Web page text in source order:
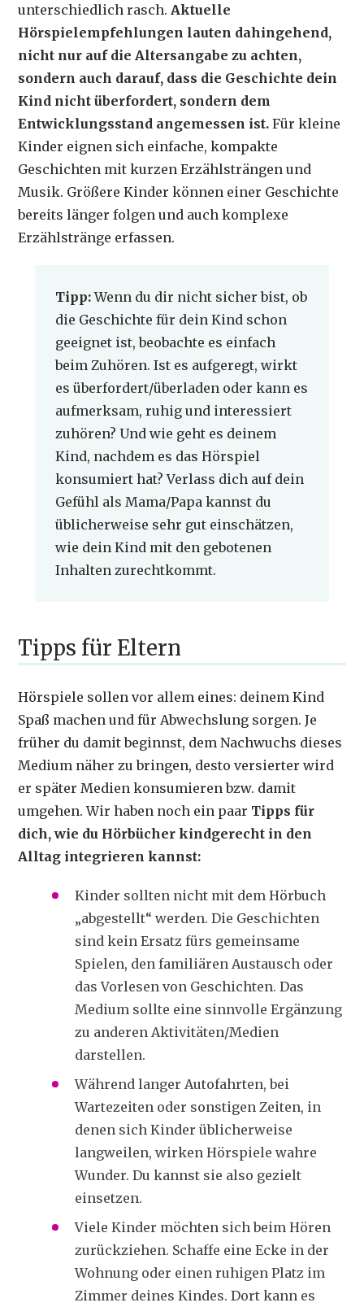
unterschiedlich rasch. Aktuelle
Hörspielempfehlungen lauten dahingehend,
nicht nur auf die Altersangabe zu achten,
sondern auch darauf, dass die Geschichte dein
Kind nicht überfordert, sondern dem
Entwicklungsstand angemessen ist. Für kleine
Kinder eignen sich einfache, kompakte
Geschichten mit kurzen Erzählsträngen und
Musik. Größere Kinder können einer Geschichte
bereits länger folgen und auch komplexe
Erzählstränge erfassen.
Tipp:Wenn du dir nicht sicher bist, ob
die Geschichte für dein Kind schon
geeignet ist, beobachte es einfach
beim Zuhören. Ist es aufgeregt, wirkt
es überfordert/überladen oder kann es
aufmerksam, ruhig und interessiert
zuhören? Und wie geht es deinem
Kind, nachdem es das Hörspiel
konsumiert hat? Verlass dich auf dein
Gefühl als Mama/Papa kannst du
üblicherweise sehr gut einschätzen,
wie dein Kind mit den gebotenen
Inhalten zurechtkommt.
Tipps für Eltern
Hörspiele sollen vor allem eines: deinem Kind
Spaß machen und für Abwechslung sorgen. Je
früher du damit beginnst, dem Nachwuchs dieses
Medium näher zu bringen, desto versierter wird
er später Medien konsumieren bzw. damit
umgehen. Wir haben noch ein paar Tipps für
dich, wie du Hörbücher kindgerecht in den
Alltag integrieren kannst:
Kinder sollten nicht mit dem Hörbuch
„abgestellt“ werden. Die Geschichten
sind kein Ersatz fürs gemeinsame
Spielen, den familiären Austausch oder
das Vorlesen von Geschichten. Das
Medium sollte eine sinnvolle Ergänzung
zu anderen Aktivitäten/Medien
darstellen.
Während langer Autofahrten, bei
Wartezeiten oder sonstigen Zeiten, in
denen sich Kinder üblicherweise
langweilen, wirken Hörspiele wahre
Wunder. Du kannst sie also gezielt
einsetzen.
Viele Kinder möchten sich beim Hören
zurückziehen. Schaffe eine Ecke in der
Wohnung oder einen ruhigen Platz im
Zimmer deines Kindes. Dort kann es